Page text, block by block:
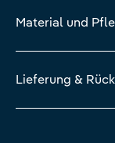
Material und
Lieferung &